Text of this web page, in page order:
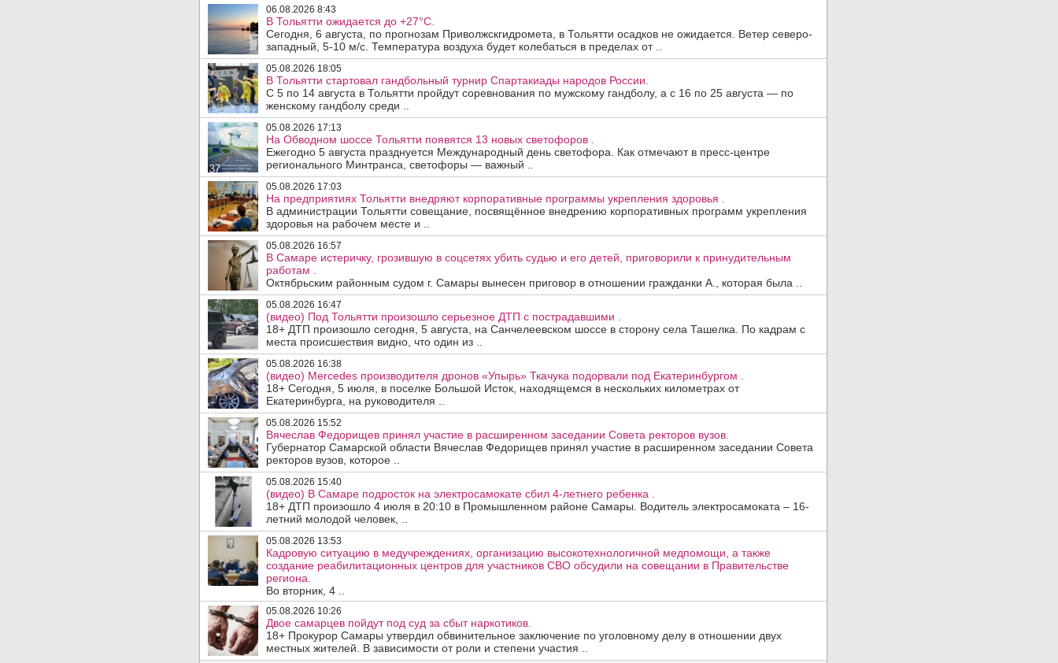
06.08.2026 8:43
В Тольятти ожидается до +27°C.
Сегодня, 6 августа, по прогнозам Приволжскгидромета, в Тольятти осадков не ожидается. Ветер северо-
западный, 5-10 м/с. Температура воздуха будет колебаться в пределах от ..
05.08.2026 18:05
В Тольятти стартовал гандбольный турнир Спартакиады народов России.
С 5 по 14 августа в Тольятти пройдут соревнования по мужскому гандболу, а с 16 по 25 августа — по
женскому гандболу среди ..
05.08.2026 17:13
На Обводном шоссе Тольятти появятся 13 новых светофоров .
Ежегодно 5 августа празднуется Международный день светофора. Как отмечают в пресс-центре
регионального Минтранса, светофоры — важный ..
05.08.2026 17:03
На предприятиях Тольятти внедряют корпоративные программы укрепления здоровья .
В администрации Тольятти совещание, посвящённое внедрению корпоративных программ укрепления
здоровья на рабочем месте и ..
05.08.2026 16:57
В Самаре истеричку, грозившую в соцсетях убить судью и его детей, приговорили к принудительным
работам .
Октябрьским районным судом г. Самары вынесен приговор в отношении гражданки А., которая была ..
05.08.2026 16:47
(видео) Под Тольятти произошло серьезное ДТП с пострадавшими .
18+ ДТП произошло сегодня, 5 августа, на Санчелеевском шоссе в сторону села Ташелка. По кадрам с
места происшествия видно, что один из ..
05.08.2026 16:38
(видео) Mercedes производителя дронов «Упырь» Ткачука подорвали под Екатеринбургом .
18+ Сегодня, 5 июля, в поселке Большой Исток, находящемся в нескольких километрах от
Екатеринбурга, на руководителя ..
05.08.2026 15:52
Вячеслав Федорищев принял участие в расширенном заседании Совета ректоров вузов.
Губернатор Самарской области Вячеслав Федорищев принял участие в расширенном заседании Совета
ректоров вузов, которое ..
05.08.2026 15:40
(видео) В Самаре подросток на электросамокате сбил 4-летнего ребенка .
18+ ДТП произошло 4 июля в 20:10 в Промышленном районе Самары. Водитель электросамоката – 16-
летний молодой человек, ..
05.08.2026 13:53
Кадровую ситуацию в медучреждениях, организацию высокотехнологичной медпомощи, а также
создание реабилитационных центров для участников СВО обсудили на совещании в Правительстве
региона.
Во вторник, 4 ..
05.08.2026 10:26
Двое самарцев пойдут под суд за сбыт наркотиков.
18+ Прокурор Самары утвердил обвинительное заключение по уголовному делу в отношении двух
местных жителей. В зависимости от роли и степени участия ..